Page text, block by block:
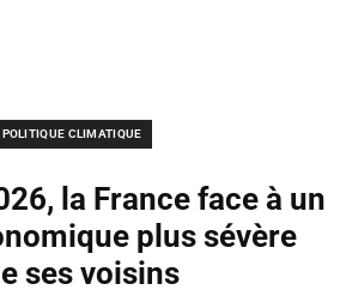
POLITIQUE CLIMATIQUE
la France face à un
plus sévère
ses voisins